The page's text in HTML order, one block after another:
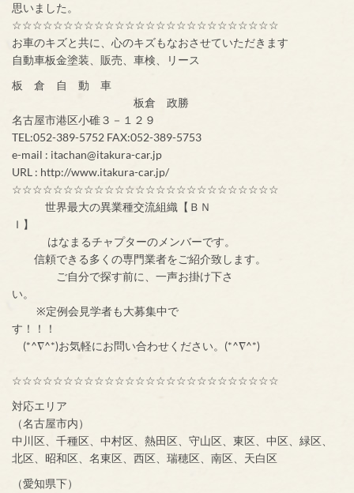
思いました。
☆☆☆☆☆☆☆☆☆☆☆☆☆☆☆☆☆☆☆☆☆☆☆☆☆☆
お車のキズと共に、心のキズもなおさせていただきます
自動車板金塗装、販売、車検、リース
板 倉 自 動 車
板倉 政勝
名古屋市港区小碓３－１２９
TEL:052-389-5752 FAX:052-389-5753
e-mail : itachan@itakura-car.jp
URL : http://www.itakura-car.jp/
☆☆☆☆☆☆☆☆☆☆☆☆☆☆☆☆☆☆☆☆☆☆☆☆☆☆
世界最大の異業種交流組織【ＢＮ
Ｉ】
はなまるチャプターのメンバーです。
信頼できる多くの専門業者をご紹介致します。
ご自分で探す前に、一声お掛け下さ
い。
※定例会見学者も大募集中で
す！！！
(*^∇^*)お気軽にお問い合わせください。(*^∇^*)
☆☆☆☆☆☆☆☆☆☆☆☆☆☆☆☆☆☆☆☆☆☆☆☆☆☆
対応エリア
（名古屋市内）
中川区、千種区、中村区、熱田区、守山区、東区、中区、緑区、
北区、昭和区、名東区、西区、瑞穂区、南区、天白区
（愛知県下）